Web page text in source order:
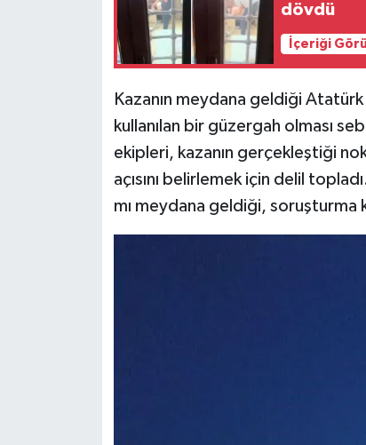
dövdü
İçeriği
Kazanın meydana geldiği
kullanılan bir güzergah olması
ekipleri, kazanın gerçekleştiği
açısını belirlemek için delil
mı meydana geldiği, soruşturma